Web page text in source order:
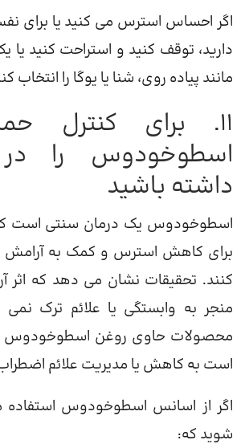
اگر احساس استرس می کنید یا برای
دارید، توقف کنید و استراحت کنید یا
مانند پیاده روی، شنا یا یوگا را انتخاب
11. برای کنترل
اسطوخودوس را
داشته باشید
اسطوخودوس یک درمان سنتی است که
برای کاهش استرس و کمک به آرامش
کنند. تحقیقات نشان می دهد که اثر
منجر به وابستگی یا علائم ترک نمی
محصولات حاوی روغن اسطوخودوس
است به کاهش یا مدیریت علائم
اگر از اسانس اسطوخودوس استفاده
شوید که: